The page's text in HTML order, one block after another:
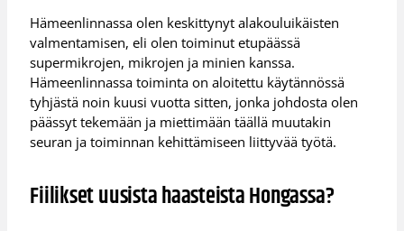
Hämeenlinnassa olen keskittynyt alakouluikäisten
valmentamisen, eli olen toiminut etupäässä
supermikrojen, mikrojen ja minien kanssa.
Hämeenlinnassa toiminta on aloitettu käytännössä
tyhjästä noin kuusi vuotta sitten, jonka johdosta olen
päässyt tekemään ja miettimään täällä muutakin
seuran ja toiminnan kehittämiseen liittyvää työtä.
Fiilikset uusista haasteista Hongassa?